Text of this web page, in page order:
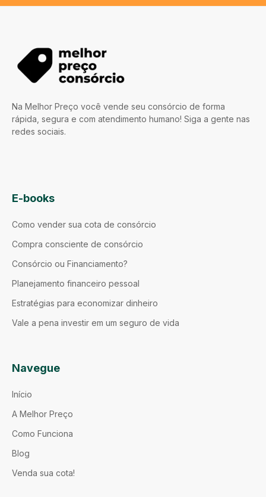
Na Melhor Preço você vende seu consórcio de forma
rápida, segura e com atendimento humano! Siga a gente nas
redes sociais.
E-books
Como vender sua cota de consórcio
Compra consciente de consórcio
Consórcio ou Financiamento?
Planejamento financeiro pessoal
Estratégias para economizar dinheiro
Vale a pena investir em um seguro de vida
Navegue
Início
A Melhor Preço
Como Funciona
Blog
Venda sua cota!